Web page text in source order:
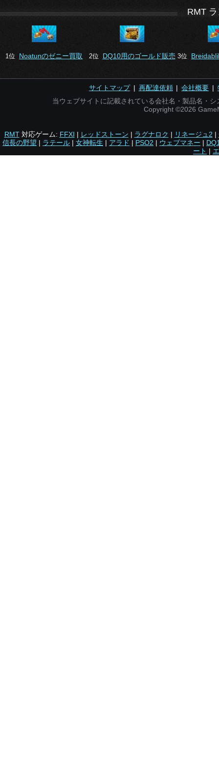
RMT
1位 Noatunのゼニー買取 2位 DQ10用のゴールド販売 3位
サイトマップ| 再配達依頼|会社概要 |
当ウェブサイトに記載されている会社名・製品名・
Copyright ©2026
RMT対応ゲーム: FFXI | レッドストーン | ラグナロク | リネージュ2 |
信長の野望 | ラテール | 女神転生 | アラド | PSO2 | ウェブマネー |
ート |